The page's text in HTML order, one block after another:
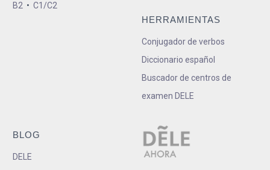
B2 • C1/C2
HERRAMIENTAS
Conjugador de verbos
Diccionario español
Buscador de centros de
examen DELE
BLOG
DELE